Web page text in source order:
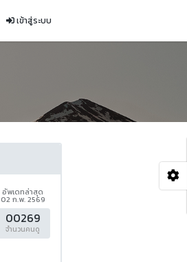
เข้าสู่ระบบ
อัพเดทล่าสุด
02 ก.พ. 2569
00269
จำนวนคนดู